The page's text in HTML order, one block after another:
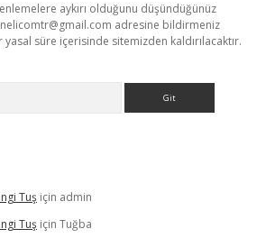
aykırı olduğunu düşündüğünüz
adresine bildirmeniz
süre içerisinde sitemizden kaldırılacaktır.
Tuş için admin
Tuş için Tuğba